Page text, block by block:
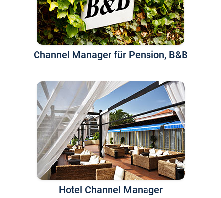
Channel Manager für Pension, B&B
Hotel Channel Manager